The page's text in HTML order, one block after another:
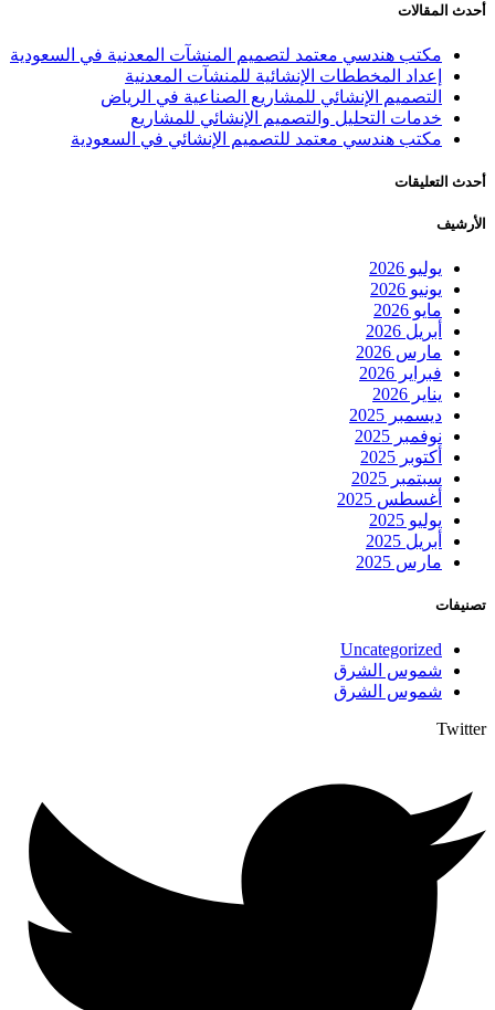
أحدث المقالات
مكتب هندسي معتمد لتصميم المنشآت المعدنية في السعودية
إعداد المخططات الإنشائية للمنشآت المعدنية
التصميم الإنشائي للمشاريع الصناعية في الرياض
خدمات التحليل والتصميم الإنشائي للمشاريع
مكتب هندسي معتمد للتصميم الإنشائي في السعودية
أحدث التعليقات
الأرشيف
يوليو 2026
يونيو 2026
مايو 2026
أبريل 2026
مارس 2026
فبراير 2026
يناير 2026
ديسمبر 2025
نوفمبر 2025
أكتوبر 2025
سبتمبر 2025
أغسطس 2025
يوليو 2025
أبريل 2025
مارس 2025
تصنيفات
Uncategorized
شموس الشرق
شموس الشرق
Twitter